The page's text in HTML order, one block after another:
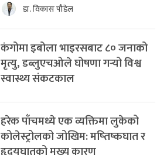
डा. विकास पौडेल
कंगोमा इबोला भाइरसबाट ८० जनाको
मृत्यु, डब्लुएचओले घोषणा गर्‍यो विश्व
स्वास्थ्य संकटकाल
हरेक पाँचमध्ये एक व्यक्तिमा लुकेको
कोलेस्ट्रोलको जोखिम: मष्तिष्कघात र